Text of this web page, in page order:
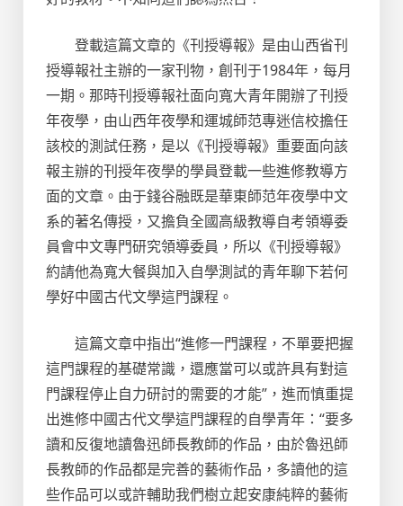
登載這篇文章的《刊授導報》是由山西省刊
授導報社主辦的一家刊物，創刊于1984年，每月
一期。那時刊授導報社面向寬大青年開辦了刊授
年夜學，由山西年夜學和運城師范專迷信校擔任
該校的測試任務，是以《刊授導報》重要面向該
報主辦的刊授年夜學的學員登載一些進修教導方
面的文章。由于錢谷融既是華東師范年夜學中文
系的著名傳授，又擔負全國高級教導自考領導委
員會中文專門研究領導委員，所以《刊授導報》
約請他為寬大餐與加入自學測試的青年聊下若何
學好中國古代文學這門課程。
這篇文章中指出“進修一門課程，不單要把握
這門課程的基礎常識，還應當可以或許具有對這
門課程停止自力研討的需要的才能”，進而慎重提
出進修中國古代文學這門課程的自學青年：“要多
讀和反復地讀魯迅師長教師的作品，由於魯迅師
長教師的作品都是完善的藝術作品，多讀他的這
些作品可以或許輔助我們樹立起安康純粹的藝術